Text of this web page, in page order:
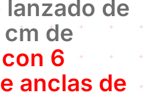
de
de
con 6
anclas de